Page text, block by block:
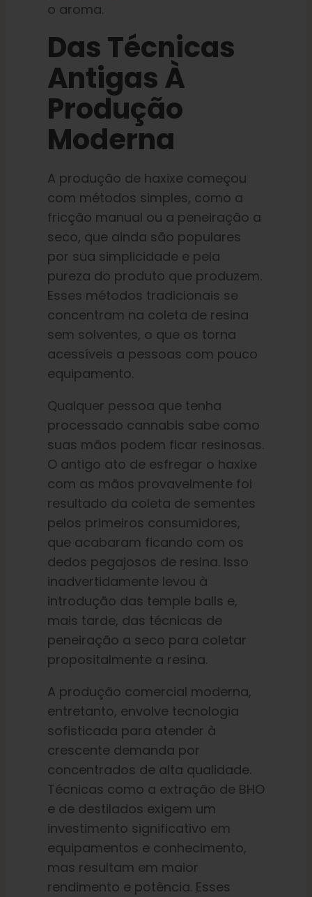
o aroma.
Das Técnicas
Antigas À
Produção
Moderna
A produção de haxixe começou
com métodos simples, como a
fricção manual ou a peneiração a
seco, que ainda são populares
por sua simplicidade e pela
pureza do produto que produzem.
Esses métodos tradicionais se
concentram na coleta de resina
sem solventes, o que os torna
acessíveis a pessoas com pouco
equipamento.
Qualquer pessoa que tenha
processado cannabis sabe como
suas mãos podem ficar resinosas.
O antigo ato de esfregar o haxixe
com as mãos provavelmente foi
resultado da coleta de sementes
pelos primeiros consumidores,
que acabaram ficando com os
dedos pegajosos de resina. Isso
inadvertidamente levou à
introdução das temple balls e,
mais tarde, das técnicas de
peneiração a seco para coletar
propositalmente a resina.
A produção comercial moderna,
entretanto, envolve tecnologia
sofisticada para atender à
crescente demanda por
concentrados de alta qualidade.
Técnicas como a extração de BHO
e de destilados exigem um
investimento significativo em
equipamentos e conhecimento,
mas resultam em maior
rendimento e potência. Esses